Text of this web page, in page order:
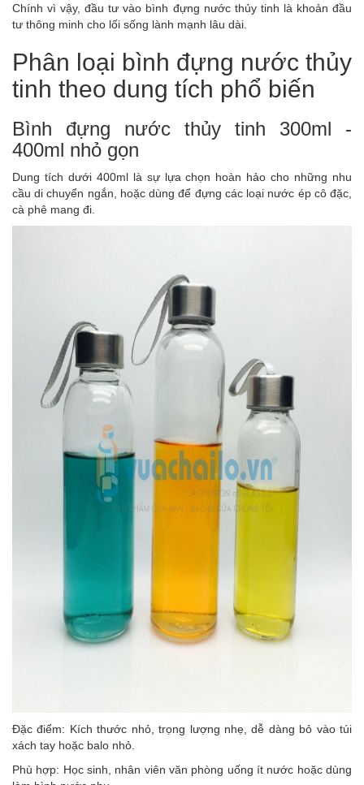
Chính vì vậy, đầu tư vào bình đựng nước thủy tinh là khoản đầu
tư thông minh cho lối sống lành mạnh lâu dài.
Phân loại bình đựng nước thủy
tinh theo dung tích phổ biến
Bình đựng nước thủy tinh 300ml -
400ml nhỏ gọn
Dung tích dưới 400ml là sự lựa chọn hoàn hảo cho những nhu
cầu di chuyển ngắn, hoặc dùng để đựng các loại nước ép cô đặc,
cà phê mang đi.
Đặc điểm: Kích thước nhỏ, trọng lượng nhẹ, dễ dàng bỏ vào túi
xách tay hoặc balo nhỏ.
Phù hợp: Học sinh, nhân viên văn phòng uống ít nước hoặc dùng